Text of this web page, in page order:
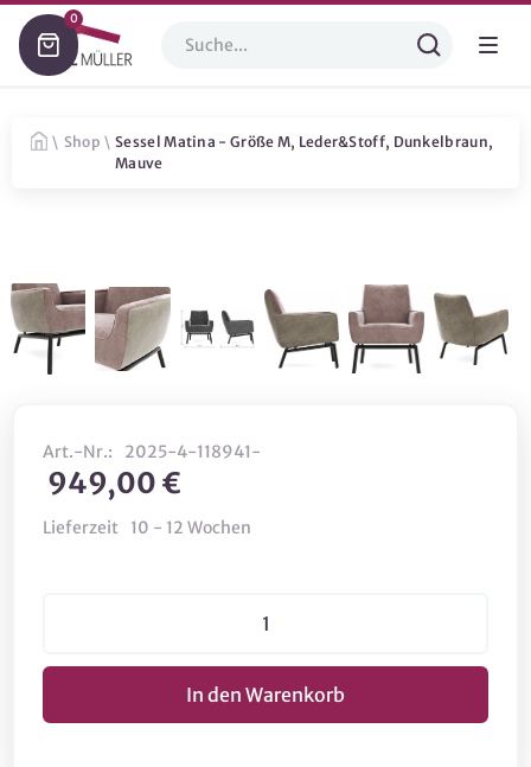
0
\ Shop \ Sessel Matina - Größe M, Leder&Stoff, Dunkelbraun,
Mauve
Art.-Nr.: 2025-4-118941-
949,00 €
Lieferzeit 10 - 12 Wochen